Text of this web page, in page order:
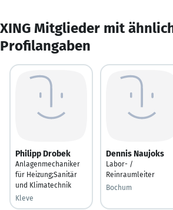
XING Mitglieder mit
Profilangaben
Philipp Drobek
Anlagenmechaniker
für Heizung;Sanitär
und Klimatechnik
Kleve
Dennis Naujoks
Labor- /
Reinraumleiter
Bochum